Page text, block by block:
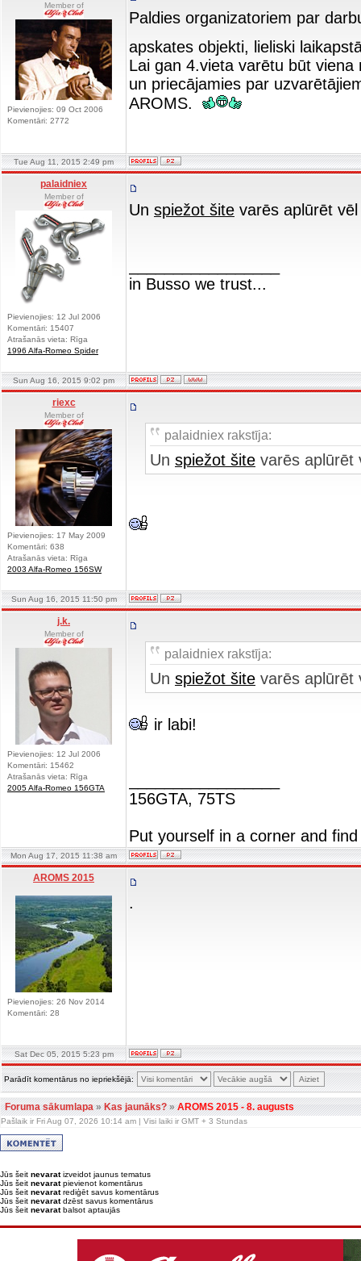
Member of
Pievienojies: 09 Oct 2006
Komentāri: 2772
Paldies organizatoriem par
apskates objekti, lieliski
Lai gan 4.vieta varētu būt
un priecājamies par
AROMS.
Tue Aug 11, 2015 2:49 pm
palaidniex
Member of
Pievienojies: 12 Jul 2006
Komentāri: 15407
Atrašanās vieta: Rīga
1996 Alfa-Romeo Spider
Un spiežot šite varēs aplūrēt
in Busso we trust...
Sun Aug 16, 2015 9:02 pm
riexc
Member of
Pievienojies: 17 May 2009
Komentāri: 638
Atrašanās vieta: Rīga
2003 Alfa-Romeo 156SW
palaidniex rakstīja:
Un spiežot šite varēs aplūrēt
Sun Aug 16, 2015 11:50 pm
j.k.
Member of
Pievienojies: 12 Jul 2006
Komentāri: 15462
Atrašanās vieta: Rīga
2005 Alfa-Romeo 156GTA
palaidniex rakstīja:
Un spiežot šite varēs aplūrēt
ir labi!
156GTA, 75TS
Put yourself in a corner and
Mon Aug 17, 2015 11:38 am
AROMS 2015
Pievienojies: 26 Nov 2014
Komentāri: 28
.
Sat Dec 05, 2015 5:23 pm
Parādīt komentārus no iepriekšējā:
Foruma sākumlapa»Kas jaunāks?»AROMS 2015 - 8. augusts
Pašlaik ir Fri Aug 07, 2026 10:14 am | Visi laiki ir GMT + 3 Stundas
Jūs šeit nevaratizveidot jaunus tematus
Jūs šeit nevaratpievienot komentārus
Jūs šeit nevaratrediģēt savus komentārus
Jūs šeit nevaratdzēst savus komentārus
Jūs šeit nevaratbalsot aptaujās